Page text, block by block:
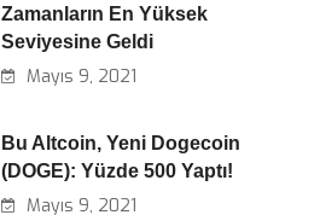
Zamanların En Yüksek
Seviyesine Geldi
Mayıs 9, 2021
Bu Altcoin, Yeni Dogecoin
(DOGE): Yüzde 500 Yaptı!
Mayıs 9, 2021